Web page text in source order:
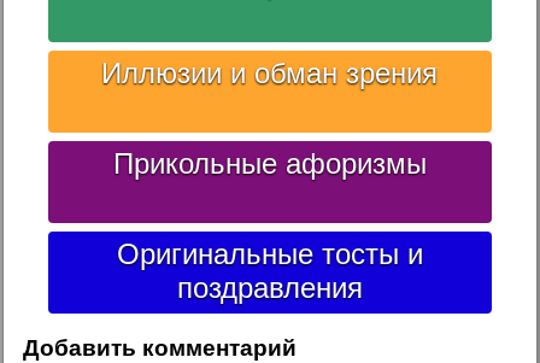
Иллюзии и обман зрения
Прикольные афоризмы
Оригинальные тосты и
поздравления
Добавить комментарий